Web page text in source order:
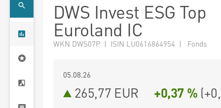
DWS Invest ESG Top
Euroland IC
WKN DWS07P | ISIN LU0616864954 | Fonds
05.08.26
265,77 EUR +0,37 % (